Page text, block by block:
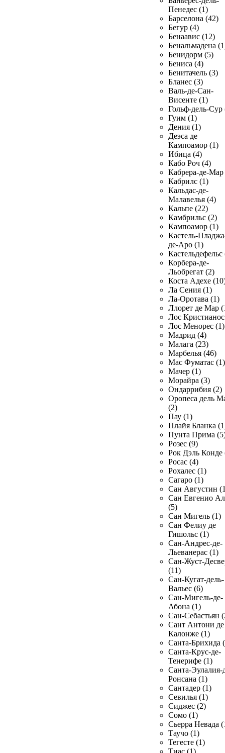
Пенедес (1)
Барселона (42)
Бегур (4)
Бенаавис (12)
Бенальмадена
Бенидорм (5)
Бениса (4)
Бенитачель (3)
Бланес (3)
Валь-де-Сан-
Висенте (1)
Гольф-дель-Сур
Гуим (1)
Дения (1)
Деэса де
Кампоамор (1)
Ибица (4)
Кабо Роч (4)
Кабрера-де-Мар
Кабрилс (1)
Кальдас-де-
Малавелья (4)
Кальпе (22)
Камбрильс (2)
Кампоамор (1)
Кастель-
де-Аро (1)
Кастельдефельс
Корбера-де-
Льобрегат (2)
Коста Адехе
Ла Сения (1)
Ла-Оротава (1)
Ллорет де Мар
Лос
Лос Менорес (1)
Мадрид (4)
Малага (23)
Марбелья (46)
Мас Фуматас (1)
Мачер (1)
Морайра (3)
Ондаррибия (2)
Оропеса дель
(2)
Пау (1)
Плайя Бланка
Пунта Прима
Розес (9)
Рок Дэль Конде
Росас (4)
Рохалес (1)
Сагаро (1)
Сан Августин
Сан Евгенио
(5)
Сан Мигель (1)
Сан Фелиу де
Гишольс (1)
Сан-Андрес-де-
Льеванерас (1)
Сан-Жуст-
(11)
Сан-Кугат-дель-
Вальес (6)
Сан-Мигель-де-
Абона (1)
Сан-Себастьян
Сант Антони де
Калонже (1)
Санта-Брихида
Санта-Крус-де-
Тенерифе (1)
Санта-Эулалия-
Ронсана (1)
Сантадер (1)
Севилья (1)
Сиджес (2)
Сомо (1)
Сьерра Невада
Таучо (1)
Тегесте (1)
Тиас (1)